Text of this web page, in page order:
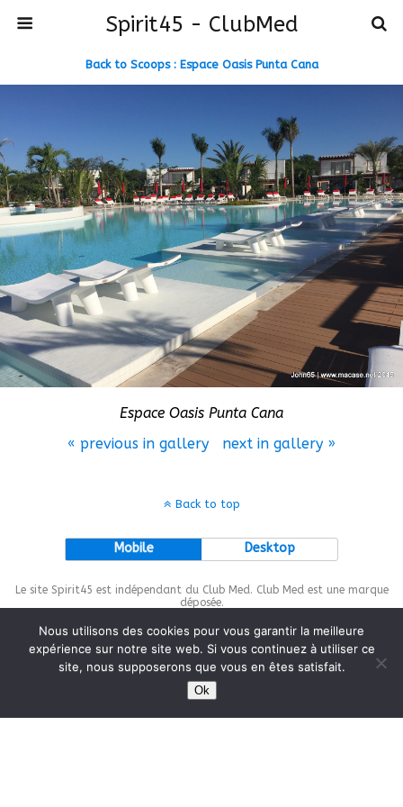
Spirit45 - ClubMed
Back to Scoops : Espace Oasis Punta Cana
Espace Oasis Punta Cana
« previous in gallery
next in gallery »
Back to top
Mobile Desktop
Le site Spirit45 est indépendant du Club Med. Club Med est une marque
déposée.
This site is protected bywp-copyrightpro.com
Nous utilisons des cookies pour vous garantir la meilleure
expérience sur notre site web. Si vous continuez à utiliser ce
site, nous supposerons que vous en êtes satisfait.
Ok